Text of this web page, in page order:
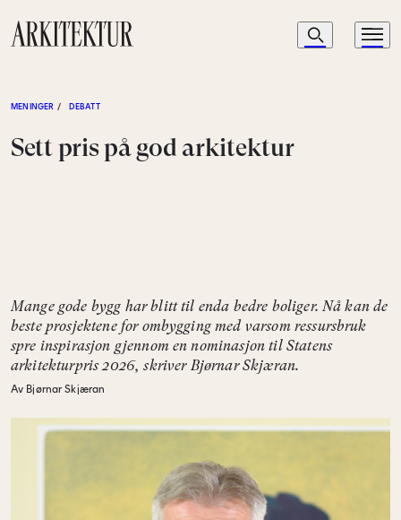
Navigasjon
Søk Meny
MENINGER / DEBATT
Sett pris på god arkitektur
Mange gode bygg har blitt til enda bedre boliger. Nå kan de
beste prosjektene for ombygging med varsom ressursbruk
spre inspirasjon gjennom en nominasjon til Statens
arkitekturpris 2026, skriver Bjørnar Skjæran.
Av Bjørnar Skjæran